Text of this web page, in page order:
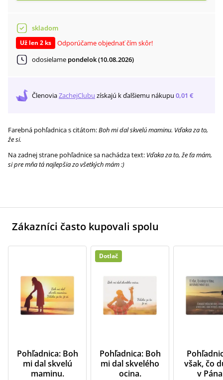
skladom
Už len 2 ks
Odporúčame objednať čím skôr!
odosielame pondelok (10.08.2026)
ČlenoviaZachejClubu získajú k ďalšiemu nákupu 0,01 €
Farebná pohľadnica s citátom:Boh mi dal skvelú maminu. Vďaka za to,
že si.
Na zadnej strane pohľadnice sa nachádza text: Vďaka za to, že ťa mám,
si pre mňa tá najlepšia zo všetkých mám :)
Zákazníci často kupovali spolu
Pohľadnica: Boh
mi dal skvelú
maminu.
Dotlač
Pohľadnica: Boh
mi dal skvelého
ocina.
však, čo
v